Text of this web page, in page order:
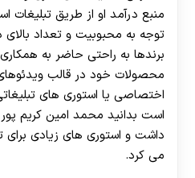
منبع درآمد او از طریق
توجه به محبوبیت و تعداد بالای
برندها به راحتی حاضر به
محصولات خود در قالب
اختصاصی یا استوری های
است بدانید محمد امین کریم
داشت و استوری های زیادی برای
می کرد.